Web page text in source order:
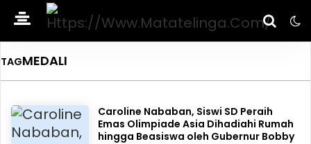
TAGMEDALI
Caroline Nababan, Siswi SD Peraih
Emas Olimpiade Asia Dihadiahi Rumah
hingga Beasiswa oleh Gubernur Bobby